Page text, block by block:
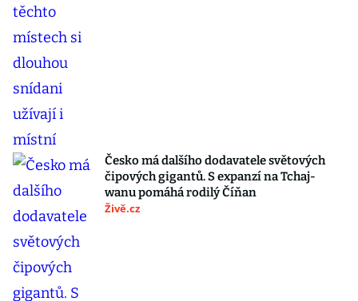
Česko má dalšího dodavatele světových
čipových gigantů. S expanzí na Tchaj-
wanu pomáhá rodilý Číňan
Živě.cz